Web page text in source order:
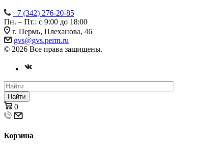
+7 (342) 276-20-85
Пн. – Пт.: с 9:00 до 18:00
г. Пермь, Плеханова, 46
gvs@gvs.perm.ru
© 2026 Все права защищены.
Найти
0
Корзина